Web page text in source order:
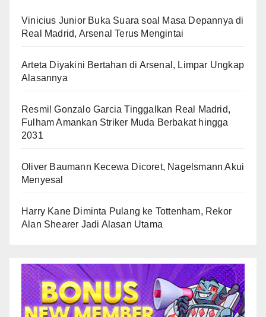
Vinicius Junior Buka Suara soal Masa Depannya di
Real Madrid, Arsenal Terus Mengintai
Arteta Diyakini Bertahan di Arsenal, Limpar Ungkap
Alasannya
Resmi! Gonzalo Garcia Tinggalkan Real Madrid,
Fulham Amankan Striker Muda Berbakat hingga
2031
Oliver Baumann Kecewa Dicoret, Nagelsmann Akui
Menyesal
Harry Kane Diminta Pulang ke Tottenham, Rekor
Alan Shearer Jadi Alasan Utama